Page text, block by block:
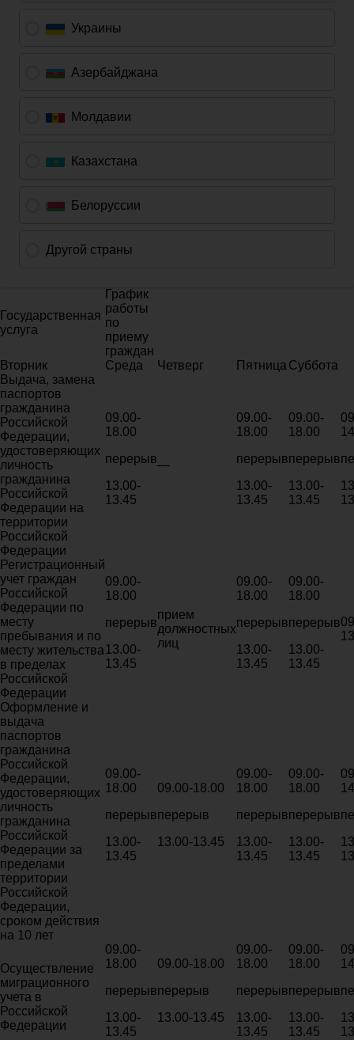
Государственная
услуга
График
работы
по
приему
граждан
Вторник
Среда Четверг ПятницаСуббота
Выдача, замена
паспортов
гражданина
Российской
Федерации,
удостоверяющих
личность
гражданина
Российской
Федерации на
территории
Российской
Федерации
09.00-
18.00
перерыв
13.00-
13.45
—
09.00-
18.00
перерыв
13.00-
13.45
09.00-
18.00
перерыв
13.00-
13.45
Регистрационный
учет граждан
Российской
Федерации по
месту
пребывания и по
месту жительства
в пределах
Российской
Федерации
09.00-
18.00
перерыв
13.00-
13.45
прием
должностных
лиц
09.00-
18.00
перерыв
13.00-
13.45
09.00-
18.00
перерыв
13.00-
13.45
Оформление и
выдача
паспортов
гражданина
Российской
Федерации,
удостоверяющих
личность
гражданина
Российской
Федерации за
пределами
территории
Российской
Федерации,
сроком действия
на 10 лет
09.00-
18.00
перерыв
13.00-
13.45
09.00-18.00
перерыв
13.00-13.45
09.00-
18.00
перерыв
13.00-
13.45
09.00-
18.00
перерыв
13.00-
13.45
Осуществление
миграционного
учета в
Российской
Федерации
09.00-
18.00
перерыв
13.00-
13.45
09.00-18.00
перерыв
13.00-13.45
09.00-
18.00
перерыв
13.00-
13.45
09.00-
18.00
перерыв
13.00-
13.45